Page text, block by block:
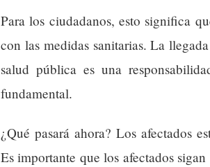
Para los ciudadanos, esto significa
con las medidas sanitarias. La
salud pública es una
fundamental.
¿Qué pasará ahora? Los afectados
Es importante que los afectados